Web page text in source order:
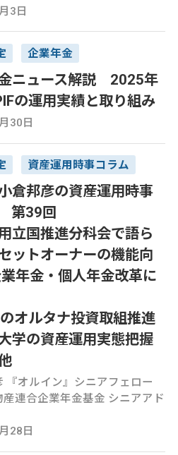
3日
企業年金
ニュース解説 2025年
の運用実績と取り組み
30日
資産運用時事コラム
倉邦彦の資産運用時事
第39回
立国推進分科会で語ら
ットオーナーの機能向
年金・個人年金改革に
オルタナ投資取組推進
学の資産運用実態把握
『オルイン』シニアフェロー
産連合企業年金基金 シニアアド
28日